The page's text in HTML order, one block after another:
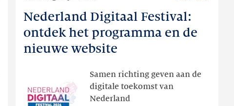
Nederland Digitaal Festival:
ontdek het programma en de
nieuwe website
Samen richting geven aan de
digitale toekomst van
Nederland
Nederland
Festival:
ontdek